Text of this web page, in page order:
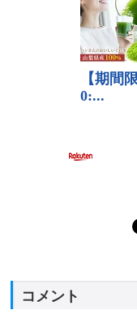
コメント